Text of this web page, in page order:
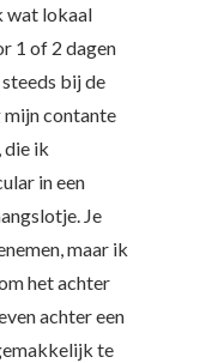
wat lokaal
1 of 2 dagen
bij de
mijn contante
die ik
in een
Je
maar ik
het achter
achter een
te